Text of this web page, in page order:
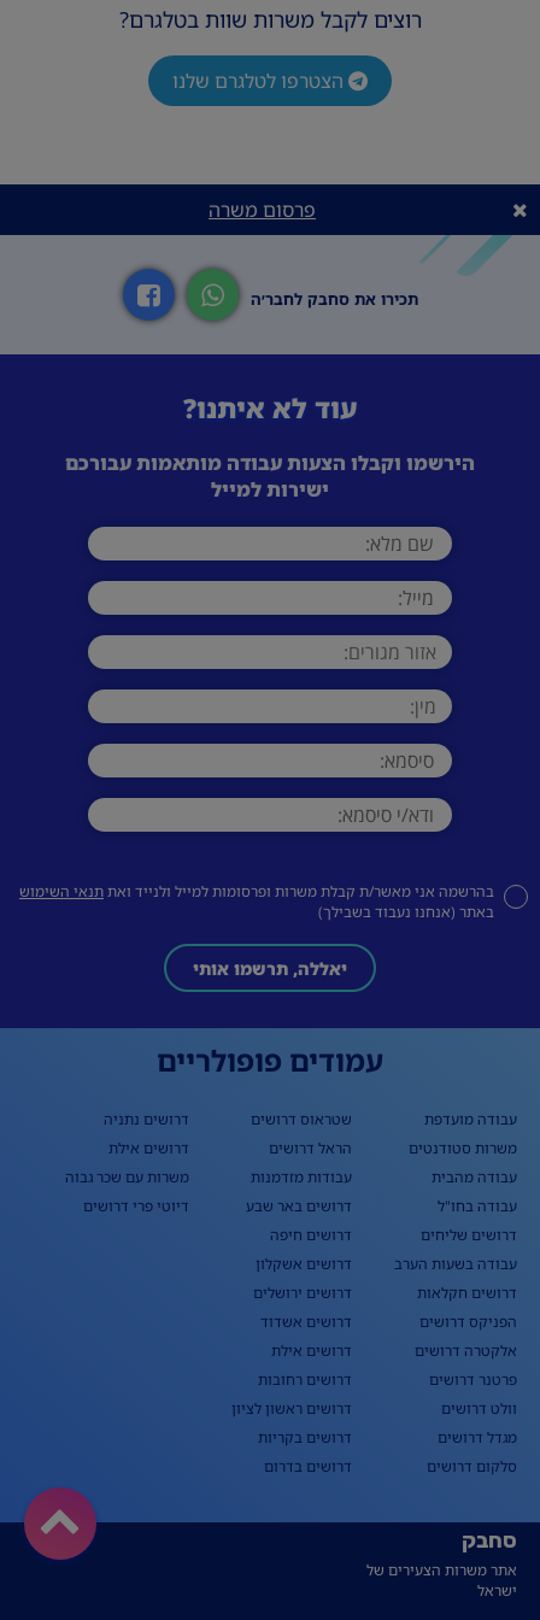
רוצים לקבל משרות שוות בטלגרם?
הצטרפו לטלגרם שלנו
פרסום משרה
תכירו את סחבק לחבר׳ה
עוד לא איתנו?
הירשמו וקבלו הצעות עבודה מותאמות עבורכם
ישירות למייל
בהרשמה אני מאשר/ת קבלת משרות ופרסומות למייל ולנייד ואתתנאי השימוש
באתר (אנחנו נעבוד בשבילך)
יאללה, תרשמו אותי
עמודים פופולריים
עבודה מועדפת
משרות סטודנטים
עבודה מהבית
עבודה בחו"ל
דרושים שליחים
עבודה בשעות הערב
דרושים חקלאות
הפניקס דרושים
אלקטרה דרושים
פרטנר דרושים
וולט דרושים
מגדל דרושים
סלקום דרושים
שטראוס דרושים
הראל דרושים
עבודות מזדמנות
דרושים באר שבע
דרושים חיפה
דרושים אשקלון
דרושים ירושלים
דרושים אשדוד
דרושים אילת
דרושים רחובות
דרושים ראשון לציון
דרושים בקריות
דרושים בדרום
דרושים נתניה
דרושים אילת
משרות עם שכר גבוה
דיוטי פרי דרושים
סחבק
אתר משרות הצעירים של
ישראל